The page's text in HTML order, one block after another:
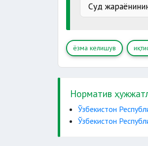
Суд
ёзма келишув
Норматив
Ўзбекистон
Ўзбекистон